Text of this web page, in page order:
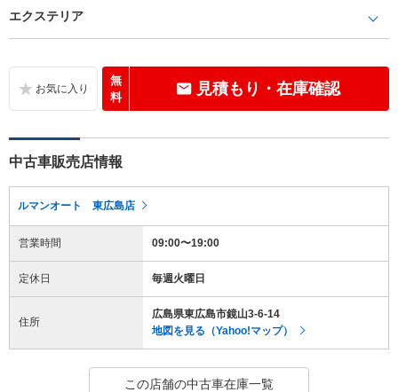
エクステリア
無
料
見積もり・在庫確認
中古車販売店情報
ルマンオート 東広島店
営業時間 09:00〜19:00
定休日 毎週火曜日
住所
広島県東広島市鏡山3-6-14
地図を見る（Yahoo!マップ）
この店舗の中古車在庫一覧